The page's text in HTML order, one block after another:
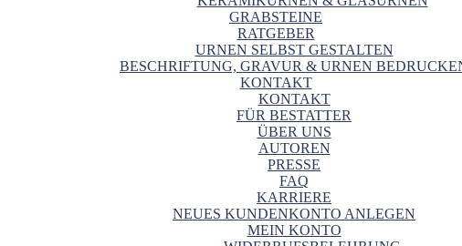
GRABSTEINE
RATGEBER
URNEN SELBST GESTALTEN
BESCHRIFTUNG, GRAVUR & URNEN
KONTAKT
KONTAKT
FÜR BESTATTER
ÜBER UNS
AUTOREN
PRESSE
FAQ
KARRIERE
NEUES KUNDENKONTO ANLEGEN
MEIN KONTO